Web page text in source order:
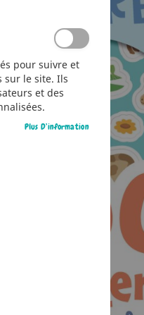
pour suivre et
sur le site. Ils
et des
Plus D’information